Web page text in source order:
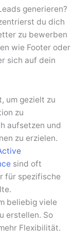
generieren?
du dich
zu bewerben
wie Footer oder
sich auf dein
um gezielt zu
zu
aufsetzen und
zu erzielen.
sind oft
für spezifische
beliebig viele
erstellen. So
Flexibilität.